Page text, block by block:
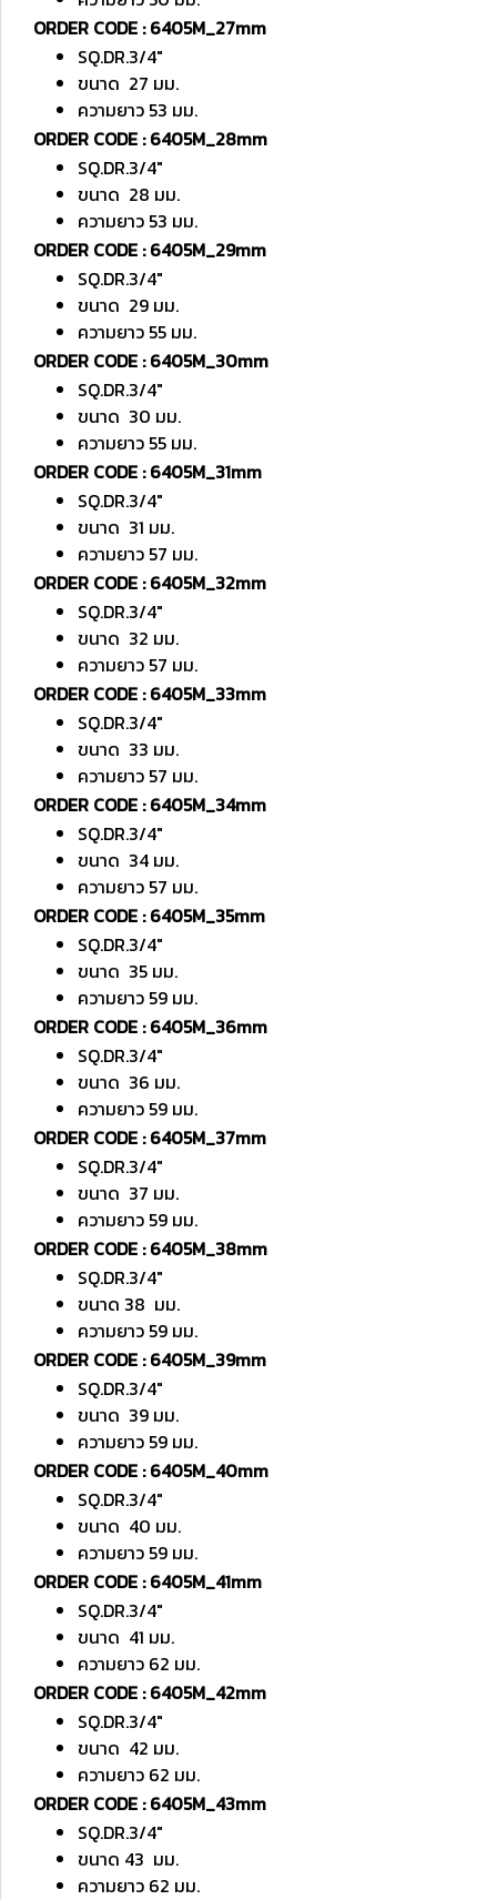
ORDER CODE : 6405M_27mm
SQ.DR.3/4"
ขนาด 27 มม.
ความยาว 53 มม.
ORDER CODE : 6405M_28mm
SQ.DR.3/4"
ขนาด 28 มม.
ความยาว 53 มม.
ORDER CODE : 6405M_29mm
SQ.DR.3/4"
ขนาด 29 มม.
ความยาว 55 มม.
ORDER CODE : 6405M_30mm
SQ.DR.3/4"
ขนาด 30 มม.
ความยาว 55 มม.
ORDER CODE : 6405M_31mm
SQ.DR.3/4"
ขนาด 31 มม.
ความยาว 57 มม.
ORDER CODE : 6405M_32mm
SQ.DR.3/4"
ขนาด 32 มม.
ความยาว 57 มม.
ORDER CODE : 6405M_33mm
SQ.DR.3/4"
ขนาด 33 มม.
ความยาว 57 มม.
ORDER CODE : 6405M_34mm
SQ.DR.3/4"
ขนาด 34 มม.
ความยาว 57 มม.
ORDER CODE : 6405M_35mm
SQ.DR.3/4"
ขนาด 35 มม.
ความยาว 59 มม.
ORDER CODE : 6405M_36mm
SQ.DR.3/4"
ขนาด 36 มม.
ความยาว 59 มม.
ORDER CODE : 6405M_37mm
SQ.DR.3/4"
ขนาด 37 มม.
ความยาว 59 มม.
ORDER CODE : 6405M_38mm
SQ.DR.3/4"
ขนาด 38 มม.
ความยาว 59 มม.
ORDER CODE : 6405M_39mm
SQ.DR.3/4"
ขนาด 39 มม.
ความยาว 59 มม.
ORDER CODE : 6405M_40mm
SQ.DR.3/4"
ขนาด 40 มม.
ความยาว 59 มม.
ORDER CODE : 6405M_41mm
SQ.DR.3/4"
ขนาด 41 มม.
ความยาว 62 มม.
ORDER CODE : 6405M_42mm
SQ.DR.3/4"
ขนาด 42 มม.
ความยาว 62 มม.
ORDER CODE : 6405M_43mm
SQ.DR.3/4"
ขนาด 43 มม.
ความยาว 62 มม.